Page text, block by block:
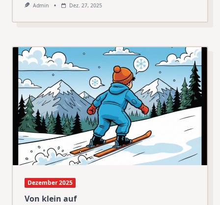
Admin Dez. 27, 2025
Dezember 2025
Von klein auf